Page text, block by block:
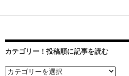
ゲ
シ
ョ
カテゴリー！投稿順に記事を読む